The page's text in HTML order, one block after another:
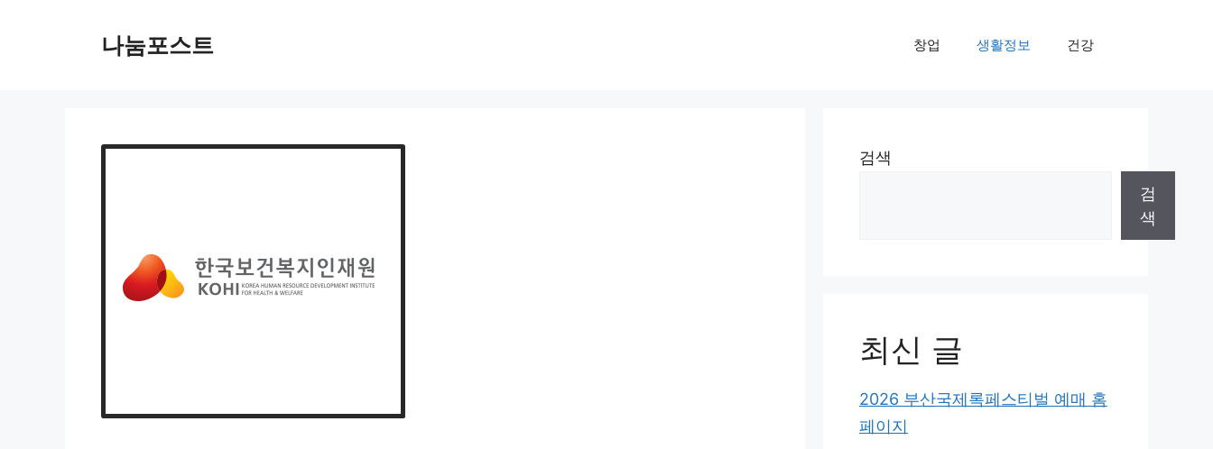
나눔포스트 창업 생활정보 건강
검색
검
색
최신 글
2026 부산국제록페스티벌 예매 홈
페이지